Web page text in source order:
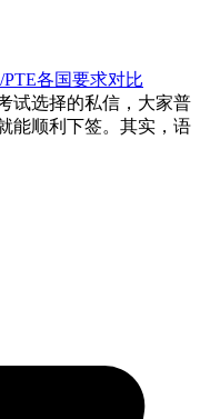
各国要求对比
试选择的私信，大家普
能顺利下签。其实，语